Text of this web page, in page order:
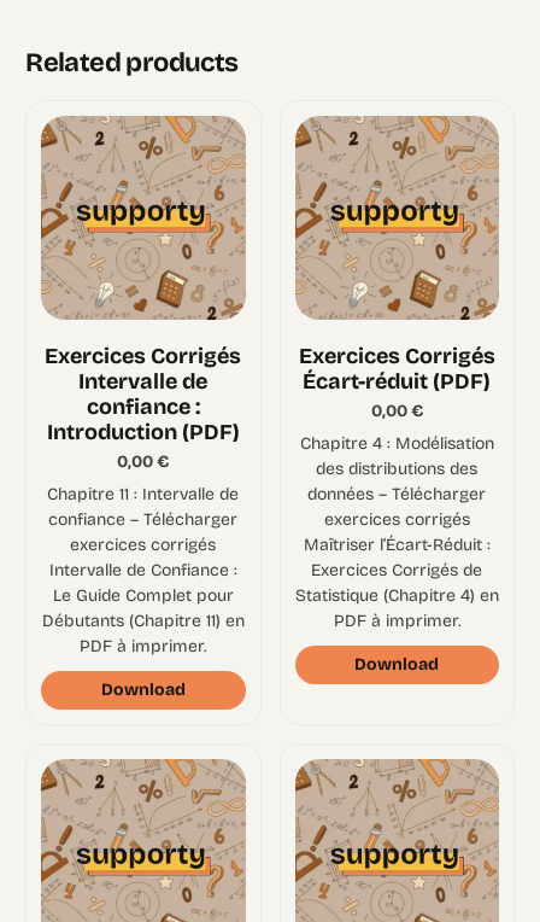
Related products
Exercices Corrigés
Intervalle de
confiance :
Introduction (PDF)
0,00€
Chapitre 11 : Intervalle de
confiance – Télécharger
exercices corrigés
Intervalle de Confiance :
Le Guide Complet pour
Débutants (Chapitre 11) en
PDF à imprimer.
Download
Exercices Corrigés
Écart-réduit (PDF)
0,00€
Chapitre 4 : Modélisation
des distributions des
données – Télécharger
exercices corrigés
Maîtriser l’Écart-Réduit :
Exercices Corrigés de
Statistique (Chapitre 4) en
PDF à imprimer.
Download